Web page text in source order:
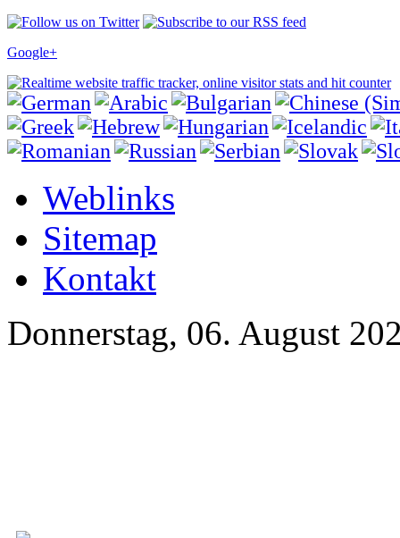
Google+
Weblinks
Sitemap
Kontakt
Donnerstag, 06. August